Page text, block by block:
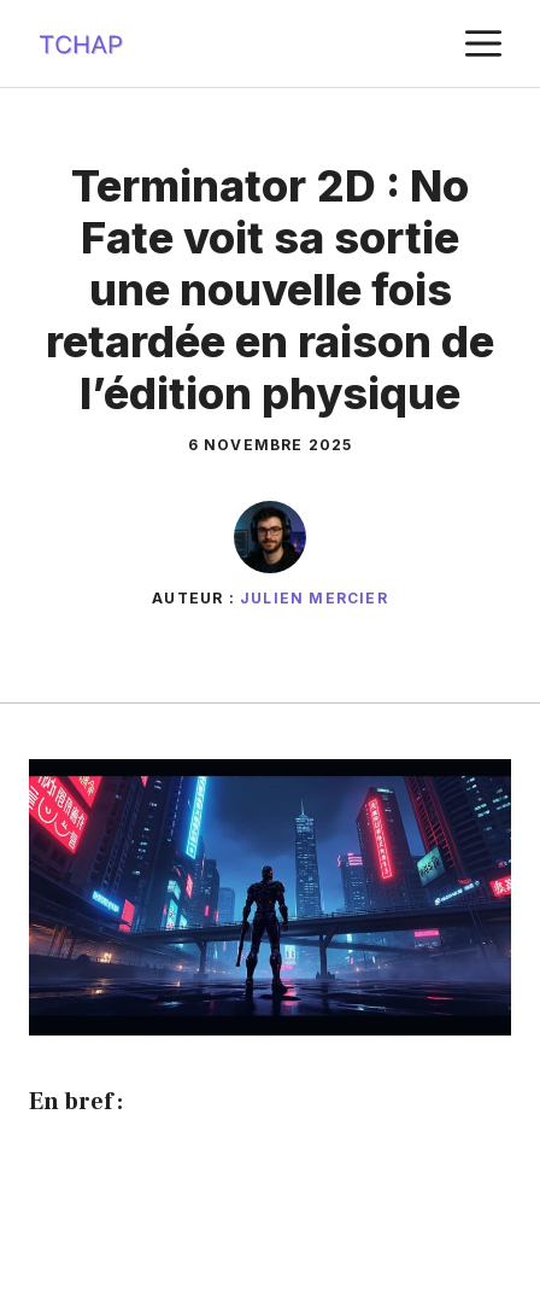
contenu
Terminator 2D : No
Fate voit sa sortie
une nouvelle fois
retardée en raison de
l’édition physique
6 NOVEMBRE 2025
AUTEUR : JULIEN MERCIER
En bref :